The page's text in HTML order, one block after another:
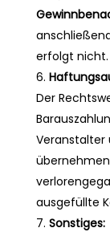
erfolgt nicht.
Der
ausgefüllte
Sonstiges: